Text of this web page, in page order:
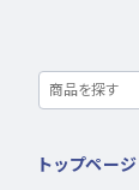
トップページ